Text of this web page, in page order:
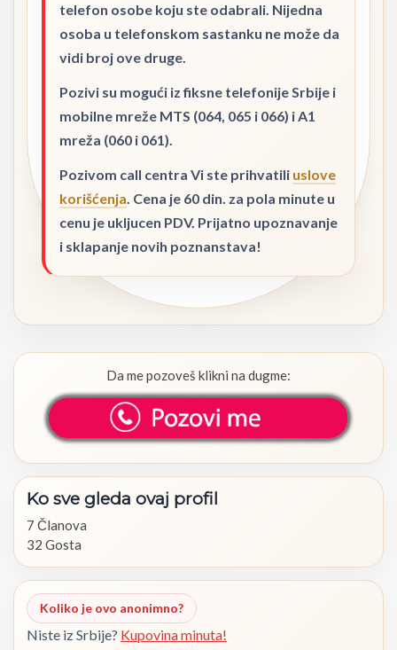
telefon osobe koju ste odabrali. Nijedna
osoba u telefonskom sastanku ne može da
vidi broj ove druge.
Pozivi su mogući iz fiksne telefonije Srbije i
mobilne mreže MTS (064, 065 i 066) i A1
mreža (060 i 061).
Pozivom call centra Vi ste prihvatili uslove
korišćenja. Cena je 60 din. za pola minute u
cenu je ukljucen PDV. Prijatno upoznavanje
i sklapanje novih poznanstava!
Da me pozoveš klikni na dugme:
Ko sve gleda ovaj profil
7 Članova
32 Gosta
Koliko je ovo anonimno?
Niste iz Srbije? Kupovina minuta!